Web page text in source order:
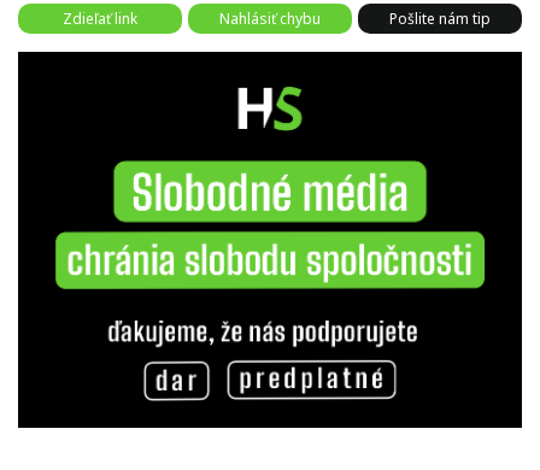
Zdieľať link Nahlásiť chybu Pošlite nám tip